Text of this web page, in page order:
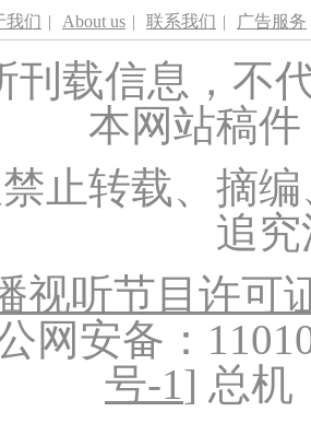
我们 | About us | 联系我们 | 广告服务
刊载信息，不
本网站稿
止转载、摘
追
视听节目许可
网安备：
号-1] 总机